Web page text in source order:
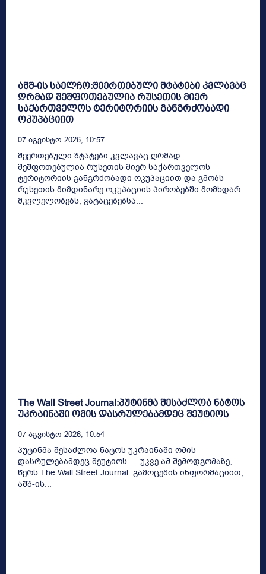
აშშ-ის საელჩო:შეერთებული შტატები კვლავაც
ღრმად შეშფოთებულია რუსეთის მიერ
საქართველოს ტერიტორიის განგრძობადი
ოკუპაციით
07 Აგვისტო 2026, 10:57
შეერთებული შტატები კვლავაც ღრმად
შეშფოთებულია რუსეთის მიერ საქართველოს
ტერიტორიის განგრძობადი ოკუპაციით და გმობს
რუსეთის მიმდინარე ოკუპაციის პირობებში მომხდარ
მკვლელობებს, გატაცებებსა...
The Wall Street Journal:პუტინმა შესაძლოა ნატოს
უკრაინაში ომის დასრულებამდეც შეუტიოს
07 Აგვისტო 2026, 10:54
პუტინმა შესაძლოა ნატოს უკრაინაში ომის
დასრულებამდეც შეუტიოს — უკვე ამ შემოდგომაზე, —
წერს The Wall Street Journal. გამოცემის ინფორმაციით,
აშშ-ის...